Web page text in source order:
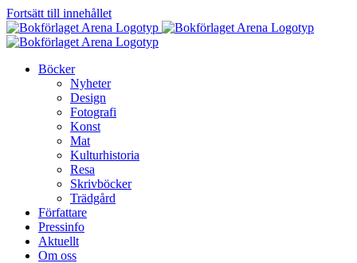
Fortsätt till innehållet
Böcker
Nyheter
Design
Fotografi
Konst
Mat
Kulturhistoria
Resa
Skrivböcker
Trädgård
Författare
Pressinfo
Aktuellt
Om oss